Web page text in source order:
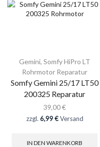
Gemini, Somfy HiPro LT
Rohrmotor Reparatur
Somfy Gemini 25/17 LT50
200325 Reparatur
39,00€
zzgl. 6,99 €Versand
IN DEN WARENKORB